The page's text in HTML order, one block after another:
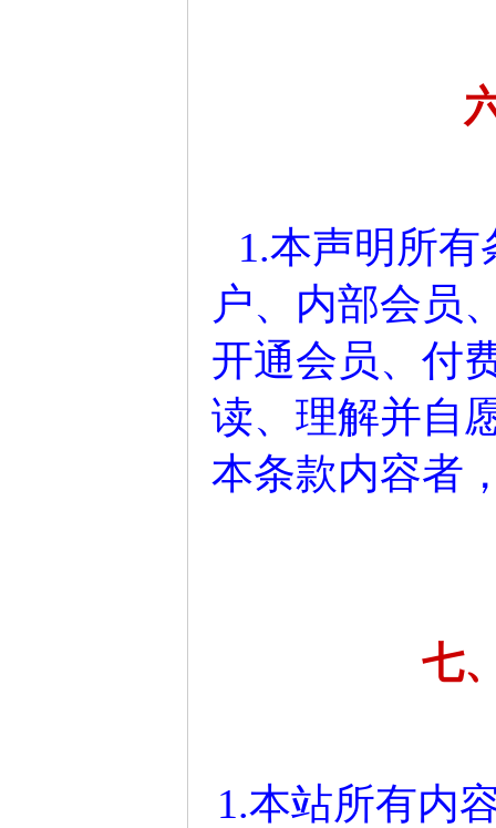
1.本声明所
户、内部会员
开通会员、付
读、理解并自
本条款内容者
七
1.本站所有内